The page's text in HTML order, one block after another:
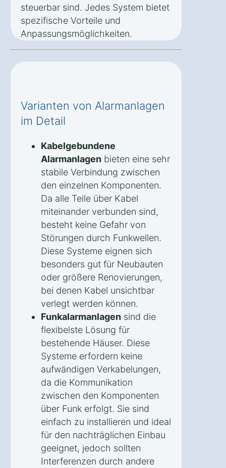
steuerbar sind. Jedes System bietet
spezifische Vorteile und
Anpassungsmöglichkeiten.
Varianten von Alarmanlagen
im Detail
Kabelgebundene
Alarmanlagen bieten eine sehr
stabile Verbindung zwischen
den einzelnen Komponenten.
Da alle Teile über Kabel
miteinander verbunden sind,
besteht keine Gefahr von
Störungen durch Funkwellen.
Diese Systeme eignen sich
besonders gut für Neubauten
oder größere Renovierungen,
bei denen Kabel unsichtbar
verlegt werden können.
Funkalarmanlagen sind die
flexibelste Lösung für
bestehende Häuser. Diese
Systeme erfordern keine
aufwändigen Verkabelungen,
da die Kommunikation
zwischen den Komponenten
über Funk erfolgt. Sie sind
einfach zu installieren und ideal
für den nachträglichen Einbau
geeignet, jedoch sollten
Interferenzen durch andere